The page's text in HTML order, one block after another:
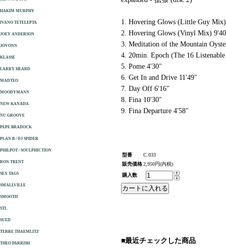
1. Hovering Glows (Little Guy
2. Hovering Glows (Vinyl Mix)
3. Meditation of the Mountain
4. 20min. Epoch (The 16
5. Pome 4'30"
6. Get In and Drive 11'49"
7. Day Off 6'16"
8. Fina 10'30"
9. Fina Departure 4'58"
型番
C.033
販売価格2,950円(内税)
購入数
■最近チェックした商品
HAKIM MURPHY
IVANO TETELEPTA
JOEY ANDERSON
JOVONN
KLASSE
LARRY HEARD
MADTEO
MOODYMANN
NEW KANADA
NU GROOVE
PEPE BRADOCK
PLAN B / DJ SPIDER
PHILPOT / SOULPHICTION
RON TRENT
SEX TAGS
SMALLVILLE
SMOOTH
STL
SUED
TERRE THAEMLITZ
THEO PARRISH